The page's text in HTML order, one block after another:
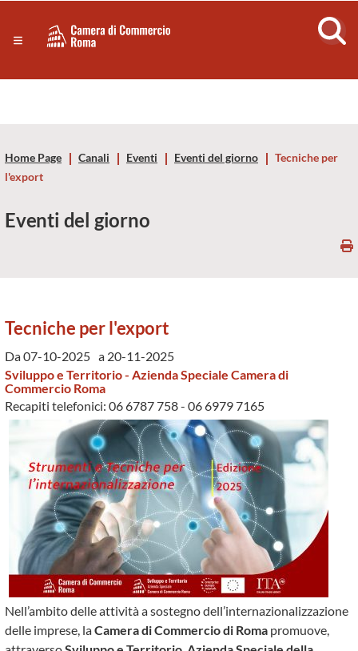
Servizi
Risorse Principali
Camera
Commercio
Roma
Roma
Home Page Canali Eventi Eventi del giorno
Tecniche per
l'export
Eventi del giorno
Tecniche per l'export
Da 07-10-2025 a 20-11-2025
Sviluppo e Territorio - Azienda Speciale Camera di
Commercio Roma
Recapiti telefonici: 06 6787 758 - 06 6979 7165
Nell’ambito delle attività a sostegno dell’internazionalizzazione
delle imprese, laCamera di Commercio di Roma promuove,